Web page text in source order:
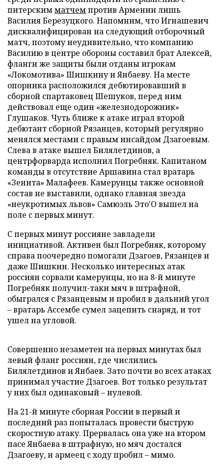
питерскимматчемпротив Армении лишь
Василия Березуцкого. Напомним, что Игнашевич
дисквалифицирован на следующий отборочный
матч, поэтому неудивительно, что компанию
Василию в центре обороны составил брат Алексей,
фланги же защиты были отданы игрокам
«Локомотива» Шишкину и Янбаеву. На месте
опорника расположился дебютировавший в
сборной спартаковец Шешуков, перед ним
действовал еще один «железнодорожник»
Глушаков. Чуть ближе к атаке играл второй
дебютант сборной Рязанцев, который регулярно
менялся местами с правым инсайдом Дзагоевым.
Слева в атаке вышел Билялетдинов, а
центрфорварда исполнил Погребняк. Капитаном
команды в отсутствие Аршавина стал вратарь
«Зенита» Малафеев. Камерунцы также основной
состав не выставили, однако главная звезда
«неукротимых львов» Самюэль Это'О вышел на
поле с первых минут.
С первых минут россияне завладели
инициативой. Активен был Погребняк, которому
справа поочередно помогали Дзагоев, Рязанцев и
даже Шишкин. Несколько интересных атак
россиян сорвали камерунцы, но на 8-й минуте
Погребняк получил-таки мяч в штрафной,
обыгрался с Рязанцевым и пробил в дальний угол
– вратарь Ассембе сумел зацепить снаряд, и тот
ушел на угловой.
Совершенно незаметен на первых минутах был
левый фланг россиян, где числились
Билялетдинов и Янбаев. Зато почти во всех атаках
принимал участие Дзагоев. Вот только результат
у них был одинаковый – нулевой.
На 21-й минуте сборная России в первый и
последний раз попыталась провести быструю
скоростную атаку. Прервалась она уже на втором
пасе Янбаева в штрафную, но мяч достался
Дзагоеву, и армеец с ходу пробил – мимо.